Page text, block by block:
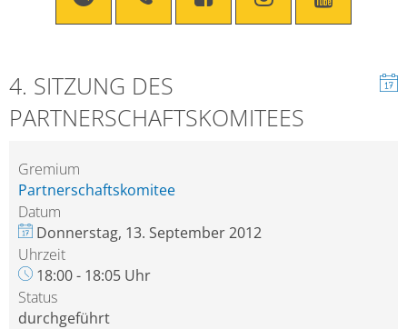
4. SITZUNG DES
PARTNERSCHAFTSKOMITEES
Gremium
Partnerschaftskomitee
Datum
Donnerstag, 13. September 2012
Uhrzeit
18:00 - 18:05 Uhr
Status
durchgeführt